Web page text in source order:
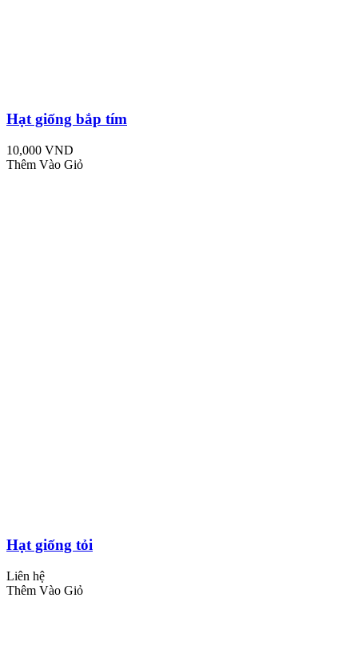
Hạt giống bắp tím
10,000 VND
Thêm Vào Giỏ
Hạt giống tỏi
Liên hệ
Thêm Vào Giỏ